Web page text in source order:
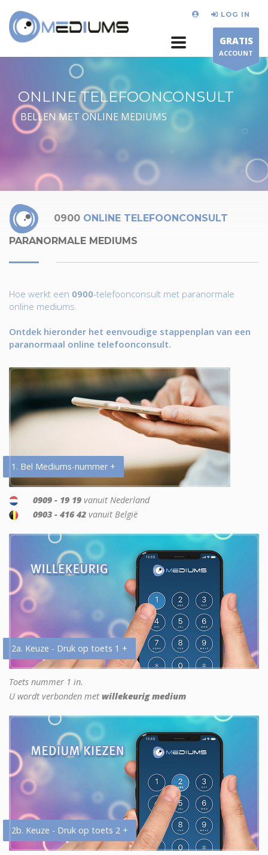
LOG IN
GRATIS
ACCOUNT
ONLINE TELEFOONCONSULT
BELLEN MET ONLINE MEDIUMS
0900 ONLINE TELEFOONCONSULT
PARANORMALE MEDIUMS
Hoe werkt een 0900-telefoonconsult met paranormale
online mediums.
Ontdek hieronder het eenvoudige stappenplan van een
paranormaal online telefoonconsult.
1. Bel Mediums-nummer +
0909 - 19 19 vanuit Nederland
0903 - 416 42 vanuit België
2a. Keuze - Druk op toets 1 +
Toets nummer 1 in.
U wordt verbonden met willekeurig medium
2b. Keuze - Druk op toets 2 +